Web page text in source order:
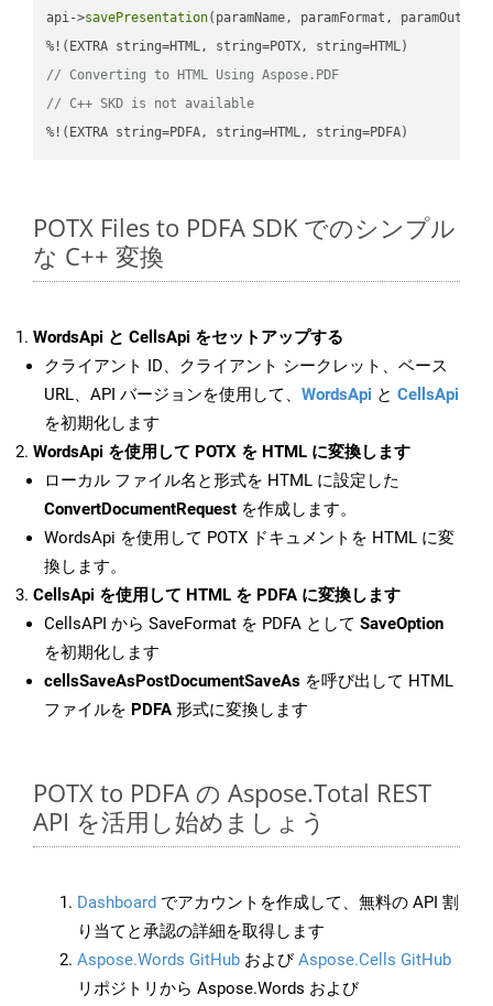
api->savePresentation(paramName, paramFormat,
// Converting to HTML Using Aspose.PDF
// C++ SKD is not available
%!(EXTRA string=PDFA, string=HTML, string=PDFA)
POTX Files to PDFA SDK でのシンプル
な C++ 変換
WordsApi と CellsApi をセットアップする
クライアント ID、クライアント シークレット、ベース
URL、API バージョンを使用して、 WordsApi と CellsApi
を初期化します
WordsApi を使用して POTX を HTML に変換します
ローカル ファイル名と形式を HTML に設定した
ConvertDocumentRequest を作成します。
WordsApi を使用して POTX ドキュメントを HTML に変
換します。
CellsApi を使用して HTML を PDFA に変換します
CellsAPI から SaveFormat を PDFA として SaveOption
を初期化します
cellsSaveAsPostDocumentSaveAs を呼び出して HTML
ファイルを PDFA 形式に変換します
POTX to PDFA の Aspose.Total REST
API を活用し始めましょう
Dashboard でアカウントを作成して、無料の API 割
り当てと承認の詳細を取得します
Aspose.Words GitHub およびAspose.Cells GitHub
リポジトリから Aspose.Words および